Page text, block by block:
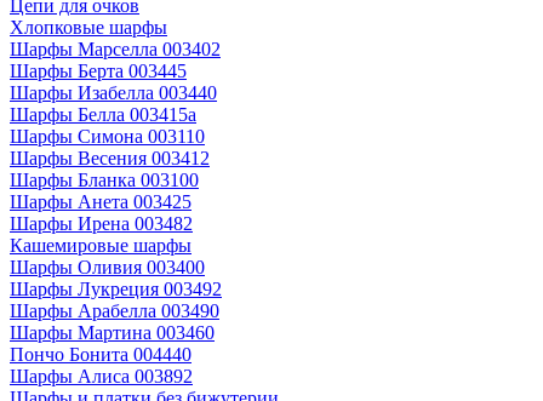
Цепи для очков
Хлопковые шарфы
Шарфы Марселла 003402
Шарфы Берта 003445
Шарфы Изабелла 003440
Шарфы Белла 003415a
Шарфы Симона 003110
Шарфы Весения 003412
Шарфы Бланка 003100
Шарфы Анета 003425
Шарфы Ирена 003482
Кашемировые шарфы
Шарфы Оливия 003400
Шарфы Лукреция 003492
Шарфы Арабелла 003490
Шарфы Мартина 003460
Пончо Бонита 004440
Шарфы Алиса 003892